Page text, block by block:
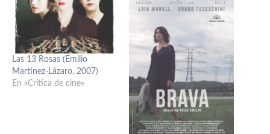
Las 13 Rosas (Emilio
Martínez-Lázaro, 2007)
En «Crítica de cine»